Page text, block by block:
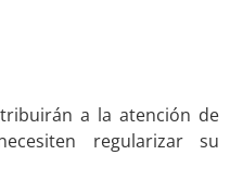
a la atención de
regularizar su